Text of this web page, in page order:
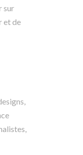
sur
et de